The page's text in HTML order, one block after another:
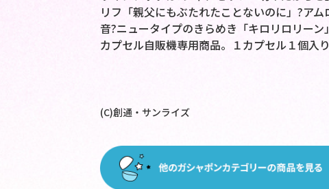
リフ「親父にもぶたれたことないのに」?ア
音?ニュータイプのきらめき「キロリロリーン
カプセル自販機専用商品。１カプセル１個入り
(C)創通・サンライズ